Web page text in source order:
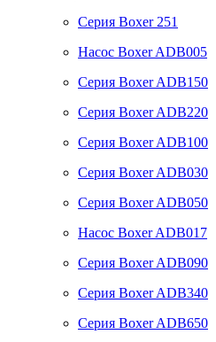
Серия Boxer 251
Насос Boxer ADB005
Серия Boxer ADB150
Серия Boxer ADB220
Серия Boxer ADB100
Серия Boxer ADB030
Серия Boxer ADB050
Насос Boxer ADB017
Серия Boxer ADB090
Серия Boxer ADB340
Серия Boxer ADB650